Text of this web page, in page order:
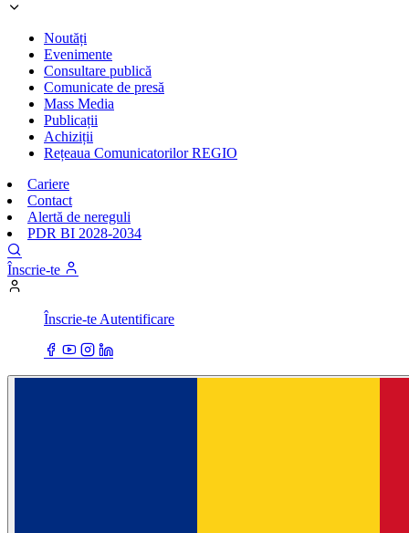
Noutăți
Evenimente
Consultare publică
Comunicate de presă
Mass Media
Publicații
Achiziții
Rețeaua Comunicatorilor REGIO
Cariere
Contact
Alertă de nereguli
PDR BI 2028-2034
Înscrie-te
Înscrie-te Autentificare